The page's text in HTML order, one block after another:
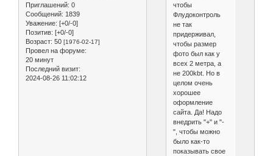
Приглашений: 0
Сообщений: 1839
Уважение: [+0/-0]
Позитив: [+0/-0]
Возраст: 50 [1976-02-17]
Провел на форуме:
20 минут
Последний визит:
2024-08-26 11:02:12
чтобы
Флудоконтроль
не так
придерживал,
чтобы размер
фото был как у
всех 2 метра, а
не 200kbt. Но в
целом очень
хорошее
оформление
сайта. Да! Надо
внедрить "+" и "-
", чтобы можно
было как-то
показывать свое